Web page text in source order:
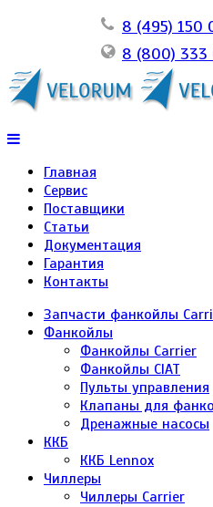
8 (495) 150
8 (800) 333
Главная
Сервис
Поставщики
Статьи
Документация
Гарантия
Контакты
Запчасти фанкойлы
Фанкойлы
Фанкойлы Carrier
Фанкойлы CIAT
Пульты управления
Клапаны для
Дренажные насосы
ККБ
ККБ Lennox
Чиллеры
Чиллеры Carrier